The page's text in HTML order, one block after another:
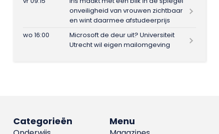
onveiligheid van vrouwen zichtbaar
en wint daarmee afstudeerprijs
wo 16:00
Microsoft de deur uit? Universiteit
Utrecht wil eigen mailomgeving
Menu
Categorieën